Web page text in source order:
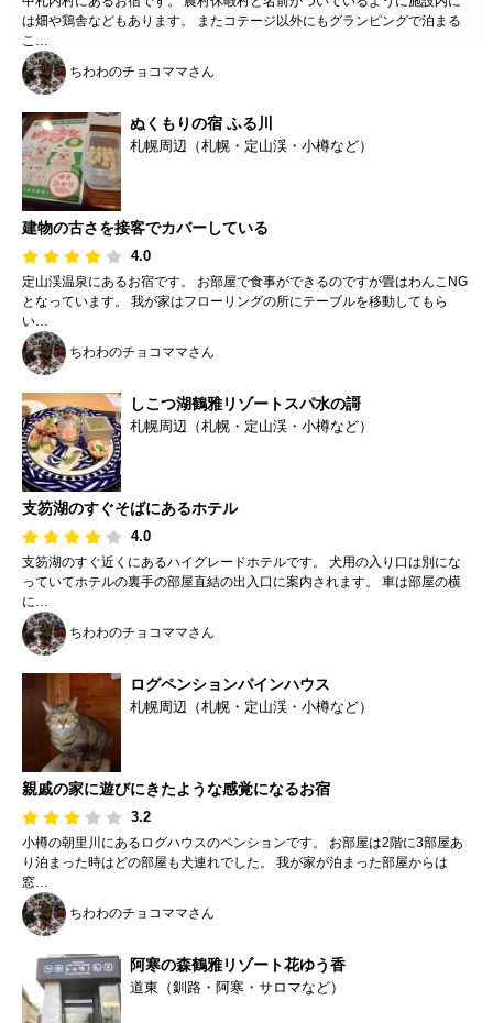
は畑や鶏舎などもあります。 またコテージ以外にもグランピングで泊まる
こ…
ちわわのチョコママさん
ぬくもりの宿 ふる川
札幌周辺（札幌・定山渓・小樽など）
建物の古さを接客でカバーしている
4.0
定山渓温泉にあるお宿です。 お部屋で食事ができるのですが畳はわんこNG
となっています。 我が家はフローリングの所にテーブルを移動してもら
い…
ちわわのチョコママさん
しこつ湖鶴雅リゾートスパ水の謌
札幌周辺（札幌・定山渓・小樽など）
支笏湖のすぐそばにあるホテル
4.0
支笏湖のすぐ近くにあるハイグレードホテルです。 犬用の入り口は別にな
っていてホテルの裏手の部屋直結の出入口に案内されます。 車は部屋の横
に…
ちわわのチョコママさん
ログペンションパインハウス
札幌周辺（札幌・定山渓・小樽など）
親戚の家に遊びにきたような感覚になるお宿
3.2
小樽の朝里川にあるログハウスのペンションです。 お部屋は2階に3部屋あ
り泊まった時はどの部屋も犬連れでした。 我が家が泊まった部屋からは
窓…
ちわわのチョコママさん
阿寒の森鶴雅リゾート花ゆう香
道東（釧路・阿寒・サロマなど）